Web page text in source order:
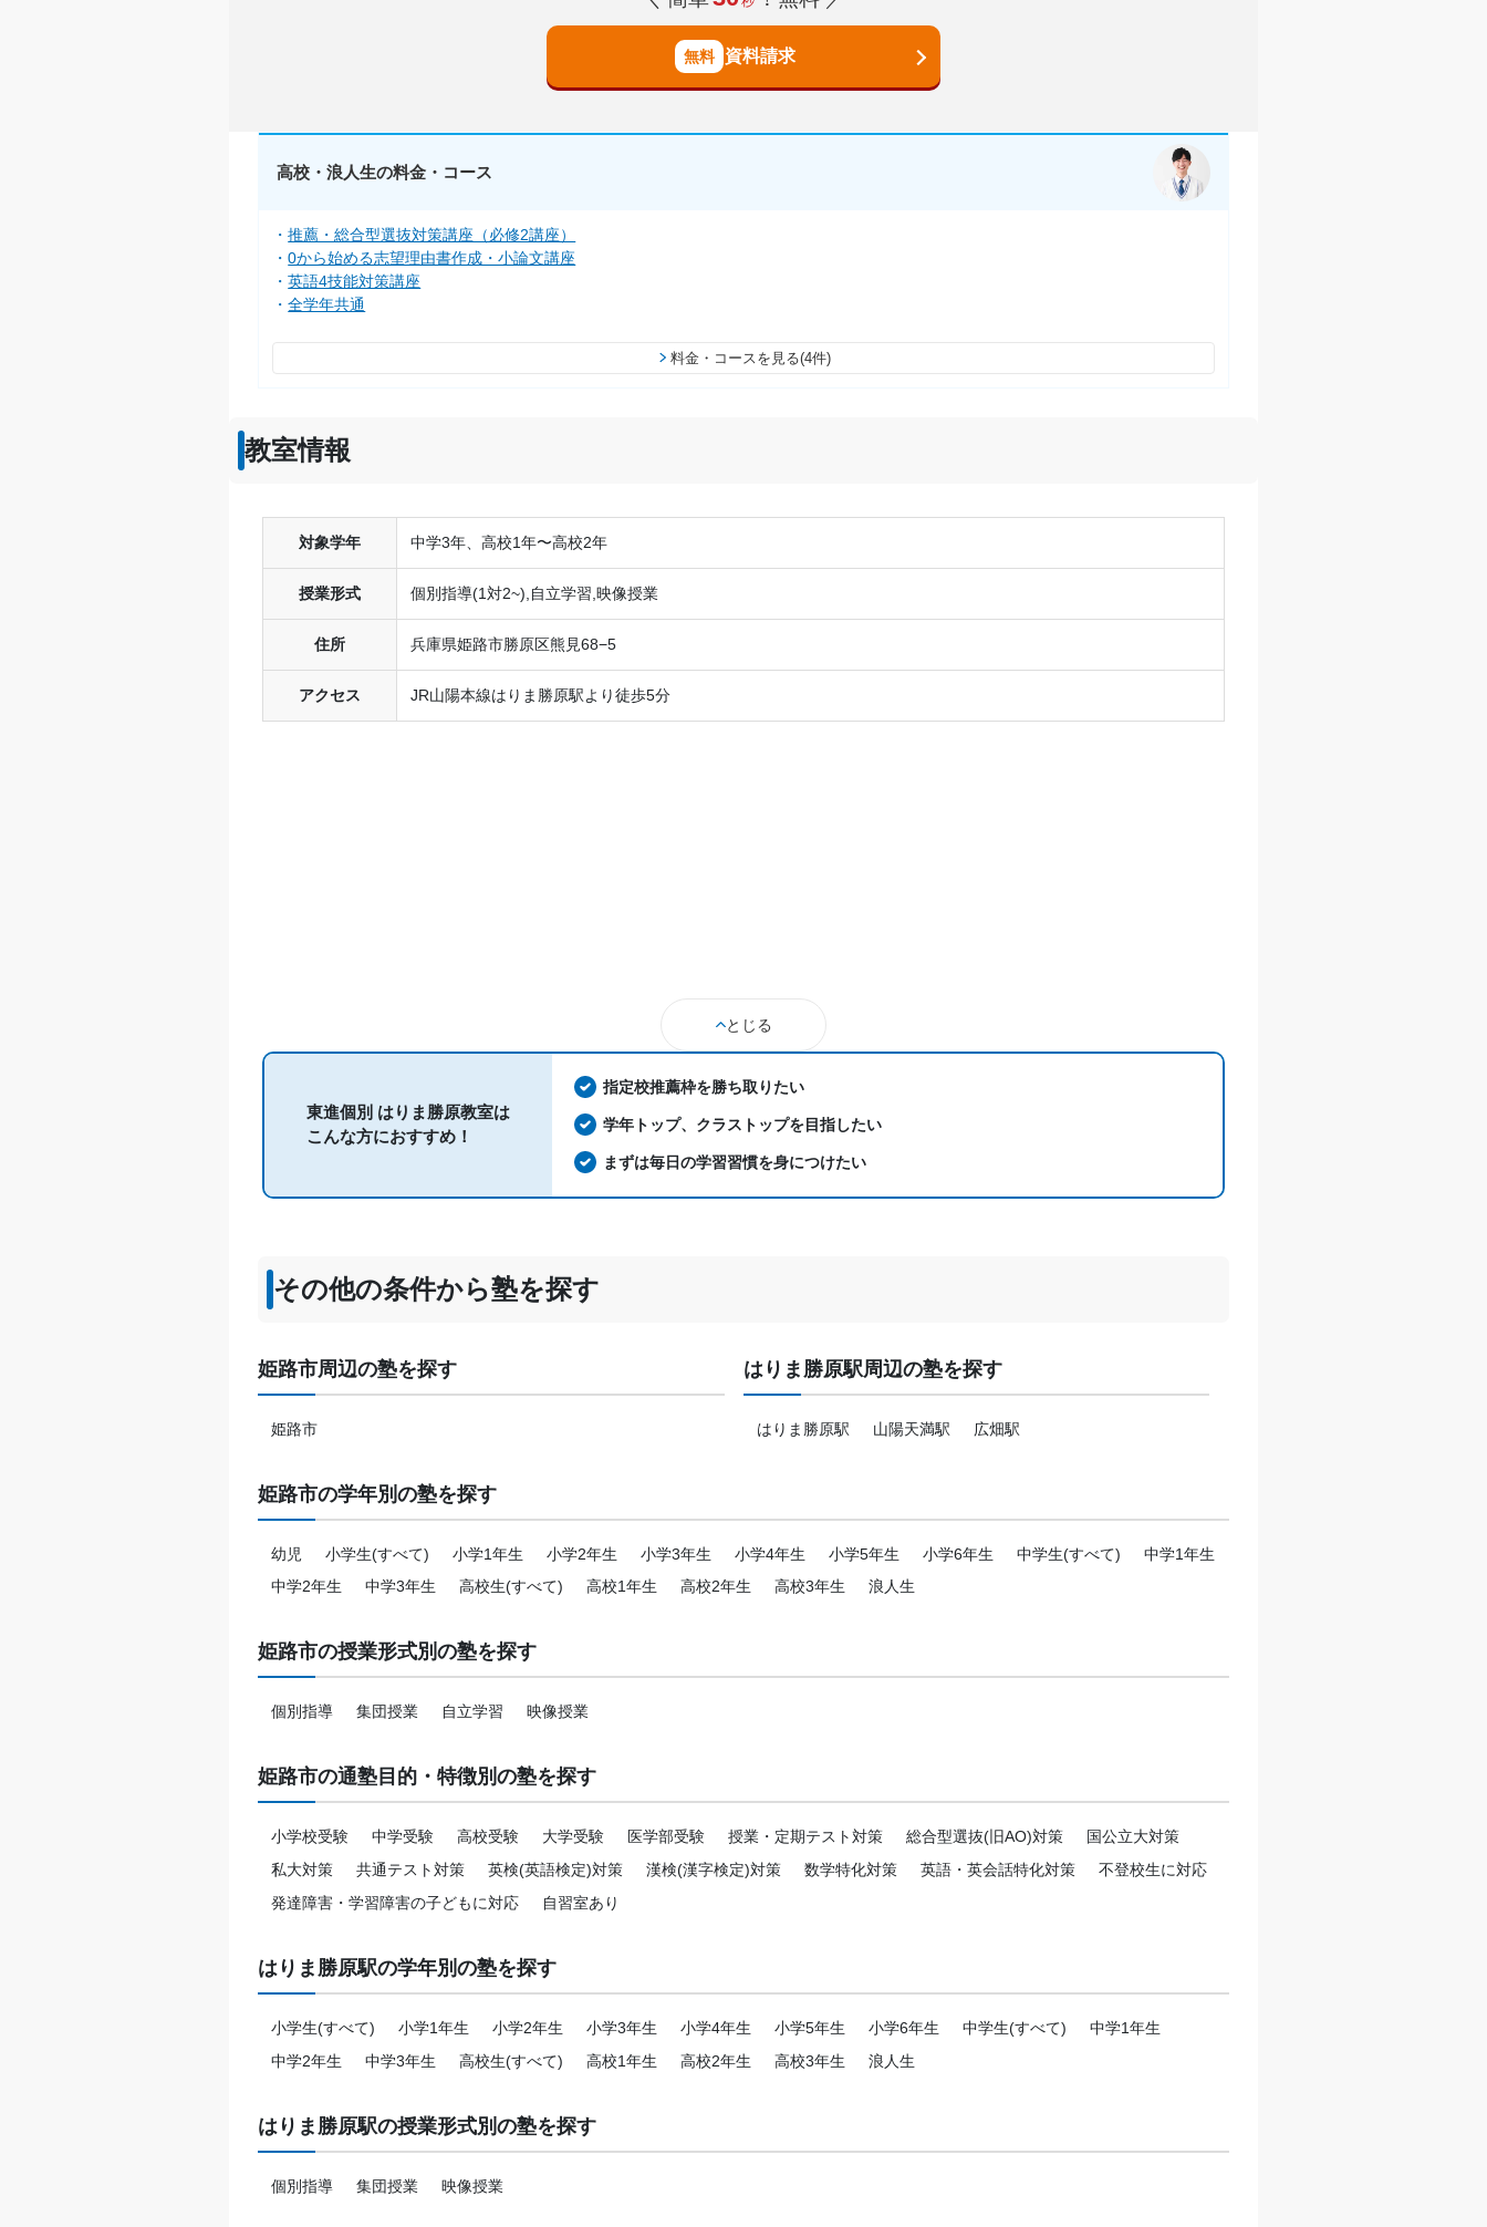
資料請求
高校・浪人生の料金・コース
推薦・総合型選抜対策講座（必修2講座）
0から始める志望理由書作成・小論文講座
英語4技能対策講座
全学年共通
料金・コースを見る(4件)
教室情報
対象学年 中学3年、高校1年〜高校2年
授業形式 個別指導(1対2~),自立学習,映像授業
住所 兵庫県姫路市勝原区熊見68−5
アクセス JR山陽本線はりま勝原駅より徒歩5分
とじる
東進個別 はりま勝原教室は
こんな方におすすめ！
指定校推薦枠を勝ち取りたい
学年トップ、クラストップを目指したい
まずは毎日の学習習慣を身につけたい
その他の条件から塾を探す
姫路市周辺の塾を探す
姫路市
はりま勝原駅周辺の塾を探す
はりま勝原駅 山陽天満駅 広畑駅
姫路市の学年別の塾を探す
幼児 小学生(すべて) 小学1年生 小学2年生 小学3年生 小学4年生 小学5年生 小学6年生 中学生(すべて)
中学1年生
中学2年生
中学3年生 高校生(すべて) 高校1年生 高校2年生 高校3年生 浪人生
姫路市の授業形式別の塾を探す
個別指導 集団授業 自立学習 映像授業
姫路市の通塾目的・特徴別の塾を探す
小学校受験 中学受験 高校受験 大学受験 医学部受験 授業・定期テスト対策 総合型選抜(旧AO)対策
国公立大対策
私大対策
共通テスト対策 英検(英語検定)対策 漢検(漢字検定)対策 数学特化対策 英語・英会話特化対策
不登校生に対応
発達障害・学習障害の子どもに対応
自習室あり
はりま勝原駅の学年別の塾を探す
小学生(すべて) 小学1年生 小学2年生 小学3年生 小学4年生 小学5年生 小学6年生 中学生(すべて)
中学1年生
中学2年生
中学3年生 高校生(すべて) 高校1年生 高校2年生 高校3年生 浪人生
はりま勝原駅の授業形式別の塾を探す
個別指導 集団授業 映像授業